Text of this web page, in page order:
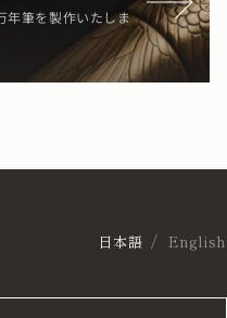
年筆を製作いたしま
日本語 English